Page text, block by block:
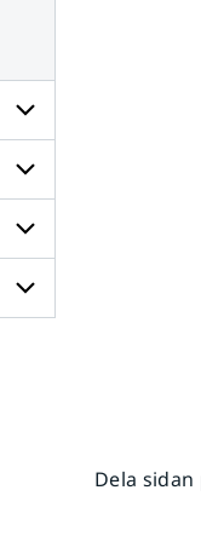
Undersidor
för
Radar
och
Undersidor
för
Väder
till
havs
Undersidor
för
Dela sidan